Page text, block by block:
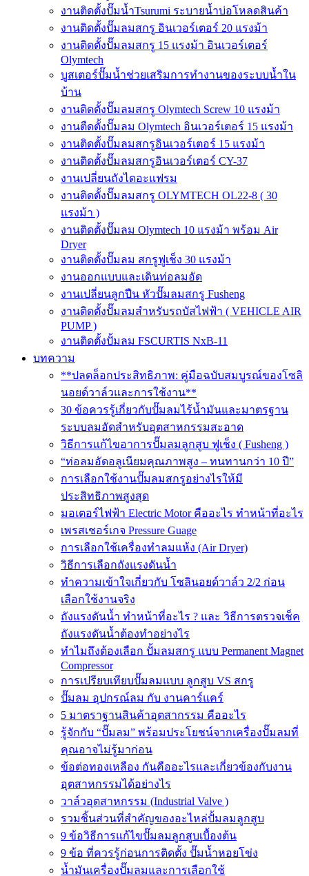
งานติดตั้งปั๊มน้ำTsurumi ระบายน้ำบ่อโหลดสินค้า
งานติดตั้งปั๊มลมสกรู อินเวอร์เตอร์ 20 แรงม้า
งานติดตั้งปั๊มลมสกรู 15 แรงม้า อินเวอร์เตอร์
Olymtech
บูสเตอร์ปั๊มน้ำช่วยเสริมการทำงานของระบบน้ำใน
บ้าน
งานติดตั้งปั๊มลมสกรู Olymtech Screw 10 แรงม้า
งานตืดตั้งปั๊มลม Olymtech อินเวอร์เตอร์ 15 แรงม้า
งานติดตั้งปั๊มลมสกรูอินเวอร์เตอร์ 15 แรงม้า
งานติดตั้งปั๊มลมสกรูอินเวอร์เตอร์ CY-37
งานเปลี่ยนถังไดอะแฟรม
งานติดตั้งปั๊มลมสกรู OLYMTECH OL22-8 ( 30
แรงม้า )
งานติดตั้งปั๊มลม Olymtech 10 แรงม้า พร้อม Air
Dryer
งานติดตั้งปั๊มลม สกรูฟูเช็ง 30 แรงม้า
งานออกแบบและเดินท่อลมอัด
งานเปลี่ยนลูกปืน หัวปั๊มลมสกรู Fusheng
งานติดตั้งปั๊มลมสำหรับรถบัสไฟฟ้า ( VEHICLE AIR
PUMP )
งานติดตั้งปั้มลม FSCURTIS NxB-11
บทความ
**ปลดล็อกประสิทธิภาพ: คู่มือฉบับสมบูรณ์ของโซลิ
นอยด์วาล์วและการใช้งาน**
30 ข้อควรรู้เกี่ยวกับปั๊มลมไร้น้ำมันและมาตรฐาน
ระบบลมอัดสำหรับอุตสาหกรรมสะอาด
วิธีการแก้ไขอาการปั๊มลมลูกสูบ ฟูเช็ง ( Fusheng )
“ท่อลมอัดอลูเนียมคุณภาพสูง – ทนทานกว่า 10 ปี”
การเลือกใช้งานปั๊มลมสกรูอย่างไรให้มี
ประสิทธิภาพสูงสุด
มอเตอร์ไฟฟ้า Electric Motor คืออะไร ทำหน้าที่อะไร
เพรสเชอร์เกจ Pressure Guage
การเลือกใช้เครื่องทำลมแห้ง (Air Dryer)
วิธีการเลือกถังแรงดันน้ำ
ทำความเข้าใจเกี่ยวกับ โซลินอยด์วาล์ว 2/2 ก่อน
เลือกใช้งานจริง
ถังแรงดันน้ำ ทำหน้าที่อะไร ? และ วิธีการตรวจเช็ค
ถังแรงดันน้ำต้องทำอย่างไร
ทำไมถึงต้องเลือก ปั้มลมสกรู แบบ Permanent Magnet
Compressor
การเปรียบเทียบปั๊มลมแบบ ลูกสูบ VS สกรู
ปั๊มลม อุปกรณ์ลม กับ งานคาร์แคร์
5 มาตราฐานสินค้าอุตสากรรม คืออะไร
รู้จักกับ “ปั๊มลม” พร้อมประโยชน์จากเครื่องปั๊มลมที่
คุณอาจไม่รู้มาก่อน
ข้อต่อทองเหลือง กันคืออะไรและเกี่ยวข้องกับงาน
อุตสาหกรรมได้อย่างไร
วาล์วอุตสาหกรรม (Industrial Valve )
รวมชิ้นส่วนที่สำคัญของอะไหล่ปั้มลมลูกสูบ
9 ข้อวิธีการแก้ไขปั๊มลมลูกสูบเบื้องต้น
9 ข้อ ที่ควรรู้ก่อนการติดตั้ง ปั๊มน้ำหอยโข่ง
น้ำมันเครื่องปั๊มลมและการเลือกใช้